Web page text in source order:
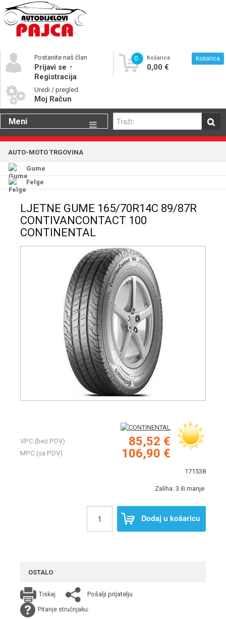
Postanite naš član
Prijavi se
Registracija
Uredi / pregled
Moj Račun
0 Košarica
0,00 €
Košarica
Meni
Gume
Katalog rezervnih dijelova
AUTO-MOTO TRGOVINA
Gume
Felge
LJETNE GUME 165/70R14C 89/87R
CONTIVANCONTACT 100
CONTINENTAL
VPC (bez PDV) 85,52 €
MPC (sa PDV) 106,90 €
171538
Zaliha: 3 ili manje
Dodaj u košaricu
OSTALO
Tiskaj Pošalji prijatelju
Pitanje stručnjaku: